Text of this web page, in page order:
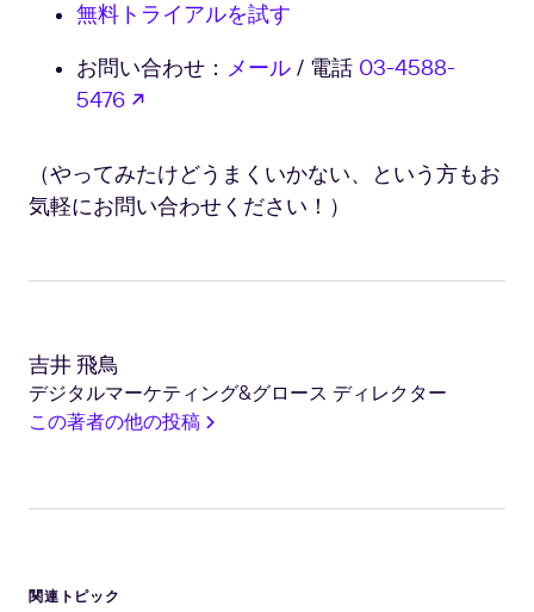
署
文
信
方
無料トライアルを試す
お問い合わせ： メール / 電話 03-4588-
5476
（やってみたけどうまくいかない、という方もお
気軽にお問い合わせください！）
吉井 飛鳥
デジタルマーケティング&グロース ディレクター
この著者の他の投稿
関連トピック